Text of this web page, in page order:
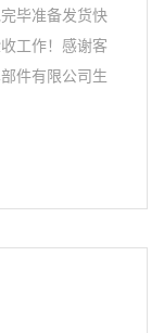
毕准备发货快
工作！感谢客
件有限公司生